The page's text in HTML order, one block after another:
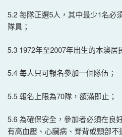
5.2 每隊正選5人，其中最少1名必
隊員；
5.3 1972年至2007年出生的本澳居
5.4 每人只可報名參加一個隊伍；
5.5 報名上限為70隊，額滿即止；
5.6 為確保安全，參加者必須在良
有高血壓、心臟病、脊背或頸部